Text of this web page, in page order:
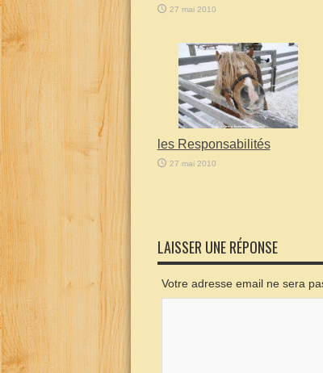
27 mai 2010
les Responsabilités
27 mai 2010
LAISSER UNE RÉPONSE
Votre adresse email ne sera